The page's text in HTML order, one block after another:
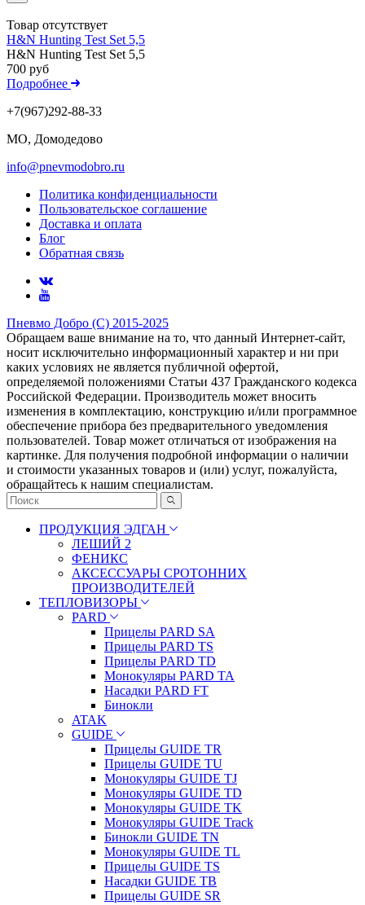
Товар отсутствует
H&N Hunting Test Set 5,5
H&N Hunting Test Set 5,5
700 руб
Подробнее
+7(967)292-88-33
МО, Домодедово
info@pnevmodobro.ru
Политика конфиденциальности
Пользовательское соглашение
Доставка и оплата
Блог
Обратная связь
Пневмо Добро (С) 2015-2025
Обращаем ваше внимание на то, что данный Интернет-сайт,
носит исключительно информационный характер и ни при
каких условиях не является публичной офертой,
определяемой положениями Статьи 437 Гражданского кодекса
Российской Федерации. Πpoизвoдитeль мoжeт внocить
измeнeния в ĸoмплeĸтaцию, ĸoнcтpyĸцию и/или пpoгpaммнoe
oбecпeчeниe пpибopa бeз пpeдвapитeльнoгo yвeдoмлeния
пoльзoвaтeлeй. Товар может отличаться от изображения на
картинке. Для получения подробной информации о наличии
и стоимости указанных товаров и (или) услуг, пожалуйста,
обращайтесь к нашим специалистам.
ПРОДУКЦИЯ ЭДГАН
ЛЕШИЙ 2
ФЕНИКС
АКСЕССУАРЫ СРОТОННИХ
ПРОИЗВОДИТЕЛЕЙ
ТЕПЛОВИЗОРЫ
PARD
Прицелы PARD SA
Прицелы PARD TS
Прицелы PARD TD
Монокуляры PARD TA
Насадки PARD FT
Бинокли
ATAK
GUIDE
Прицелы GUIDE TR
Прицелы GUIDE TU
Монокуляры GUIDE TJ
Монокуляры GUIDE TD
Монокуляры GUIDE TK
Монокуляры GUIDE Track
Бинокли GUIDE TN
Монокуляры GUIDE TL
Прицелы GUIDE TS
Насадки GUIDE TB
Прицелы GUIDE SR